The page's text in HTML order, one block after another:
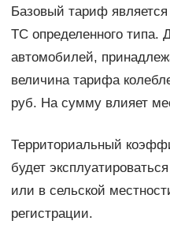
Базовый тариф
ТС определенного типа.
автомобилей,
величина тарифа
руб. На сумму влияет
Территориальный
будет
или в сельской
регистрации.